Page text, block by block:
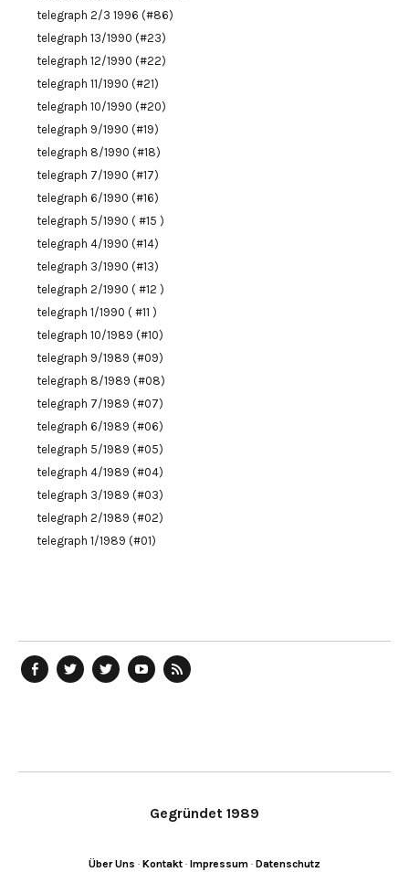
telegraph 2/3 1996 (#86)
telegraph 13/1990 (#23)
telegraph 12/1990 (#22)
telegraph 11/1990 (#21)
telegraph 10/1990 (#20)
telegraph 9/1990 (#19)
telegraph 8/1990 (#18)
telegraph 7/1990 (#17)
telegraph 6/1990 (#16)
telegraph 5/1990 ( #15 )
telegraph 4/1990 (#14)
telegraph 3/1990 (#13)
telegraph 2/1990 ( #12 )
telegraph 1/1990 ( #11 )
telegraph 10/1989 (#10)
telegraph 9/1989 (#09)
telegraph 8/1989 (#08)
telegraph 7/1989 (#07)
telegraph 6/1989 (#06)
telegraph 5/1989 (#05)
telegraph 4/1989 (#04)
telegraph 3/1989 (#03)
telegraph 2/1989 (#02)
telegraph 1/1989 (#01)
Gegründet 1989
Über Uns · Kontakt · Impressum · Datenschutz